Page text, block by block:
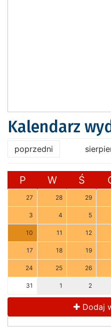
Kalendarz
poprzedni
P W Ś
27 28 29
3 4 5
10 11 12
17 18 19
24 25 26
31 1 2
Dodaj